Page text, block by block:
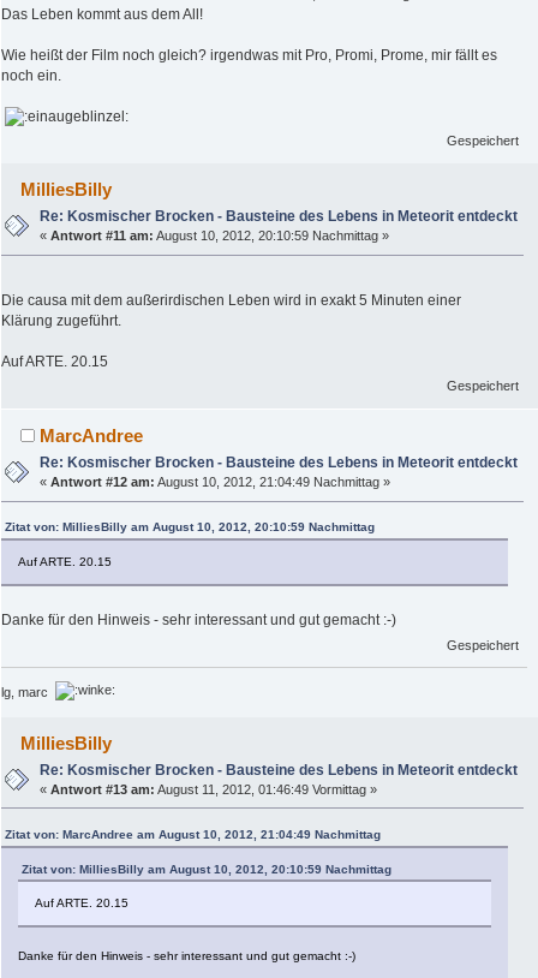
Das Leben kommt aus dem All!
Wie heißt der Film noch gleich? irgendwas mit Pro, Promi, Prome, mir fällt es
noch ein.
Gespeichert
MilliesBilly
Re: Kosmischer Brocken - Bausteine des Lebens in Meteorit entdeckt
«Antwort #11 am: August 10, 2012, 20:10:59 Nachmittag »
Die causa mit dem außerirdischen Leben wird in exakt 5 Minuten einer
Klärung zugeführt.
Auf ARTE. 20.15
Gespeichert
MarcAndree
Re: Kosmischer Brocken - Bausteine des Lebens in Meteorit entdeckt
«Antwort #12 am: August 10, 2012, 21:04:49 Nachmittag »
Zitat von: MilliesBilly am August 10, 2012, 20:10:59 Nachmittag
Auf ARTE. 20.15
Danke für den Hinweis - sehr interessant und gut gemacht :-)
Gespeichert
lg, marc
MilliesBilly
Re: Kosmischer Brocken - Bausteine des Lebens in Meteorit entdeckt
«Antwort #13 am: August 11, 2012, 01:46:49 Vormittag »
Zitat von: MarcAndree am August 10, 2012, 21:04:49 Nachmittag
Zitat von: MilliesBilly am August 10, 2012, 20:10:59 Nachmittag
Auf ARTE. 20.15
Danke für den Hinweis - sehr interessant und gut gemacht :-)